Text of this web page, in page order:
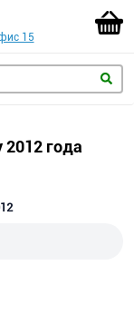
15
2012 года